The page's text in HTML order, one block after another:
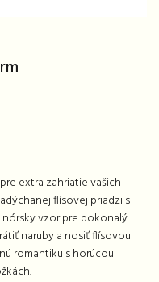
extra zahriatie vašich
flísovej priadzi s
vzor pre dokonalý
naruby a nosiť flísovou
romantiku s horúcou